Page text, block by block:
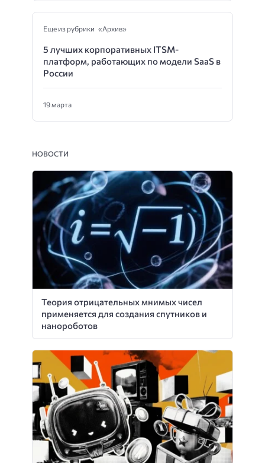
Еще из рубрики «Архив»
5 лучших корпоративных ITSM-
платформ, работающих по модели SaaS в
России
19 марта
НОВОСТИ
Теория отрицательных мнимых чисел
применяется для создания спутников и
нанороботов